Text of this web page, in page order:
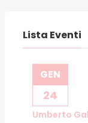
Lista Eventi
GEN
24
Umberto